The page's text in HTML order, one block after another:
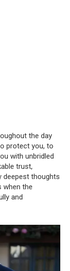
the day
protect you, to
with unbridled
trust,
deepest thoughts
when the
and